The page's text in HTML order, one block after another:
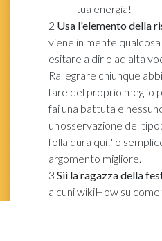
tua energia!
2 Usa l'elemento della
viene in mente
esitare a dirlo ad alta
Rallegrare chiunque
fare del proprio meglio
fai una battuta e
un'osservazione del
folla dura qui!' o
argomento migliore.
3 Sii la ragazza della
alcuni wikiHow su